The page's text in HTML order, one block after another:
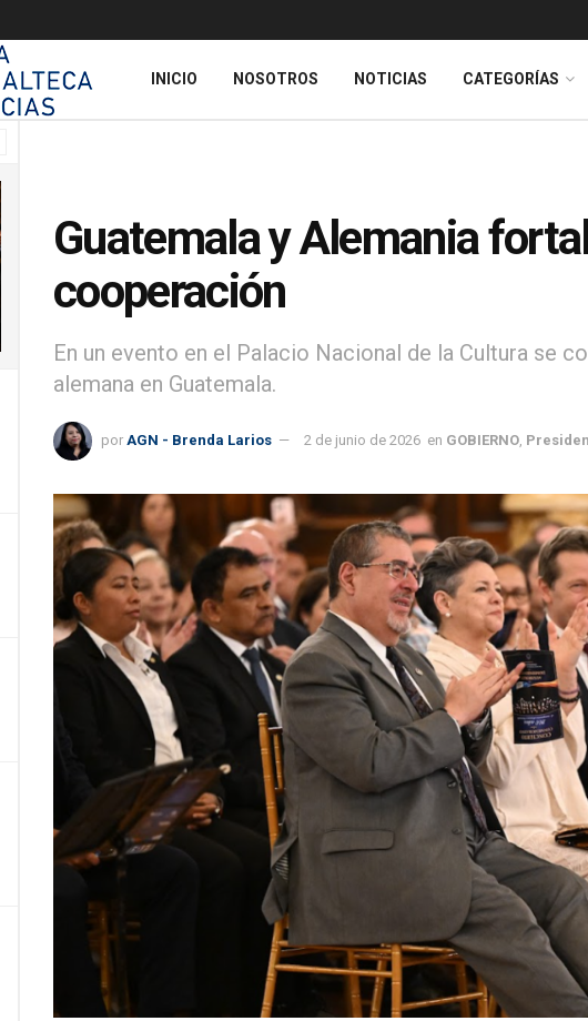
INICIO NOSOTROS NOTICIAS CATEGORÍAS
Guatemala y Alemania
cooperación
En un evento en el Palacio Nacional de la Cultura se
alemana en Guatemala.
por AGN - Brenda Larios 2 de junio de 2026 en GOBIERNO